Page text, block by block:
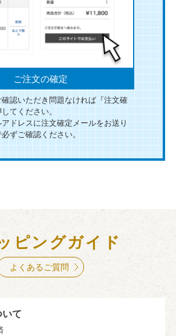
ご注文の確定
認いただき問題なければ『注文確
てください。
ドレスに注文確定メールをお送り
ずご確認ください。
ピングガイド
よくあるご質問
いて